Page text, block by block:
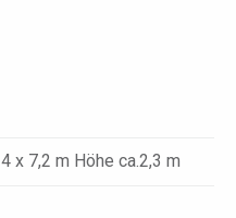
4 x 7,2 m Höhe ca.2,3 m